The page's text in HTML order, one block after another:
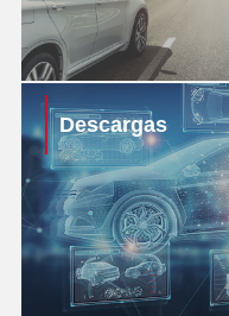
Descargas